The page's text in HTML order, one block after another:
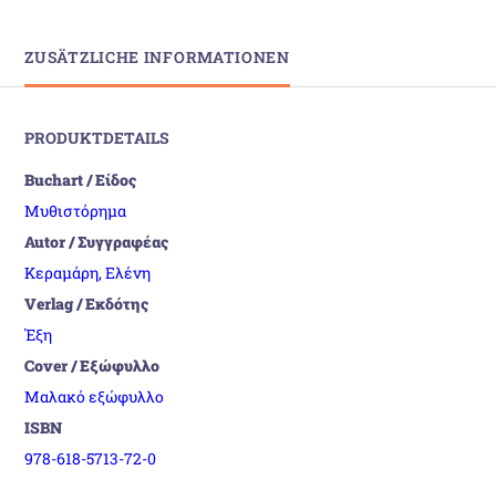
ZUSÄTZLICHE INFORMATIONEN
PRODUKTDETAILS
Buchart / Είδος
Μυθιστόρημα
Autor / Συγγραφέας
Κεραμάρη, Ελένη
Verlag / Εκδότης
Έξη
Cover / Εξώφυλλο
Μαλακό εξώφυλλο
ISBN
978-618-5713-72-0